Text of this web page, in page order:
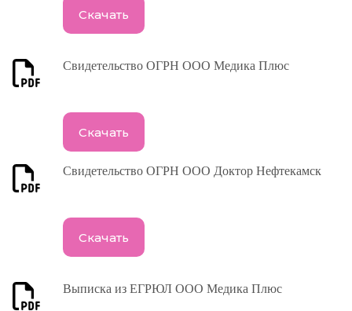
Скачать
Свидетельство ОГРН ООО Медика Плюс
Скачать
Свидетельство ОГРН ООО Доктор Нефтекамск
Скачать
Выписка из ЕГРЮЛ ООО Медика Плюс